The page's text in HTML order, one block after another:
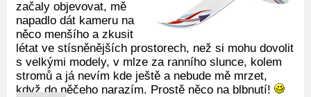
začaly objevovat, mě
napadlo dát kameru na
něco menšího a zkusit
létat ve stísněnějších prostorech, než si mohu dovolit
s velkými modely, v mlze za ranního slunce, kolem
stromů a já nevím kde ještě a nebude mě mrzet,
když do něčeho narazím. Prostě něco na blbnutí!